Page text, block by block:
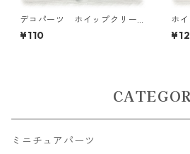
デコパーツ ホイップクリー
ム ミックス 10個入り デ
コパーツ 貼り付けパーツ【D
¥110
ホ
個
け
ミニチュアパーツ